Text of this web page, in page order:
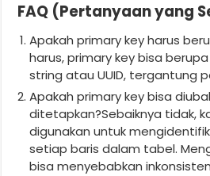
FAQ (Pertanyaan yang
Apakah primary key harus
harus, primary key bisa
string atau UUID, tergantung
Apakah primary key bisa
ditetapkan?Sebaiknya tidak,
digunakan untuk
setiap baris dalam tabel.
bisa menyebabkan